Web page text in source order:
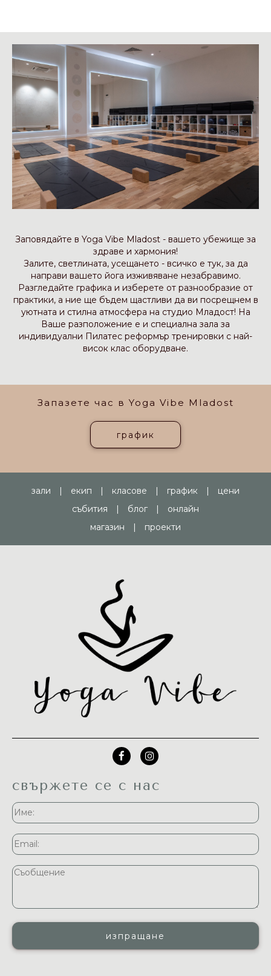
Заповядайте в Yoga Vibe Mladost - вашето убежище за
здраве и хармония!
Залите, светлината, усещането - всичко е тук, за да
направи вашето йога изживяване незабравимо.
Разгледайте графика и изберете от разнообразие от
практики, а ние ще бъдем щастливи да ви посрещнем в
уютната и стилна атмосфера на студио Младост! На
Ваше разположение е и специална зала за
индивидуални Пилатес реформър тренировки с най-
висок клас оборудване.
Запазете час в Yoga Vibe Mladost
график
зали | екип | класове | график |
цени
събития
| блог |
онлайн
магазин
| проекти
свържете се с нас